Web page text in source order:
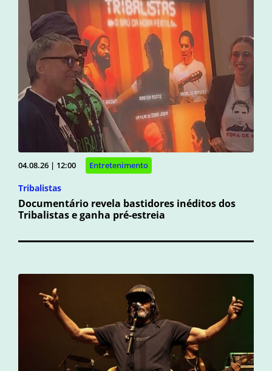
04.08.26 | 12:00 Entretenimento
Tribalistas
Documentário revela bastidores inéditos dos
Tribalistas e ganha pré-estreia